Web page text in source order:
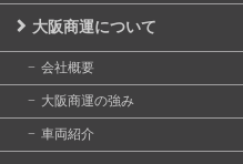
大阪商運について
会社概要
大阪商運の強み
車両紹介